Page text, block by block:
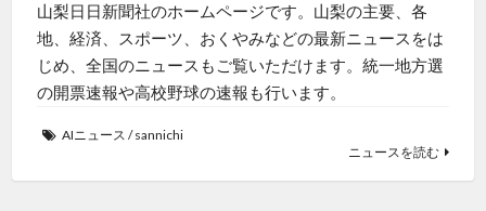
山梨日日新聞社のホームページです。山梨の主要、各
地、経済、スポーツ、おくやみなどの最新ニュースをは
じめ、全国のニュースもご覧いただけます。統一地方選
の開票速報や高校野球の速報も行います。
AIニュース /sannichi
ニュースを読む